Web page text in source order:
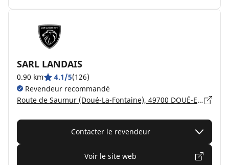
SARL LANDAIS
0.90 km 4.1/5(126)
Revendeur recommandé
Route de Saumur (Doué-La-Fontaine), 49700 DOUÉ-EN-ANJOU
Contacter le revendeur
Voir le site web